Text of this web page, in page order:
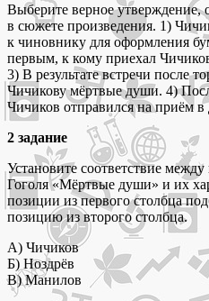
Выберите верное утверждение,
в сюжете произведения. 1)
к чиновнику для оформления
первым, к кому приехал
3) В результате встречи после
Чичикову мёртвые души. 4)
Чичиков отправился на приём
2 задание
Установите соответствие
Гоголя «Мёртвые души» и их
позиции из первого столбца
позицию из второго столбца.
А) Чичиков
Б) Ноздрёв
В) Манилов